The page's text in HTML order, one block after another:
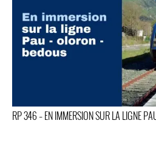
RP 346 – EN IMMERSION SUR LA LIGNE